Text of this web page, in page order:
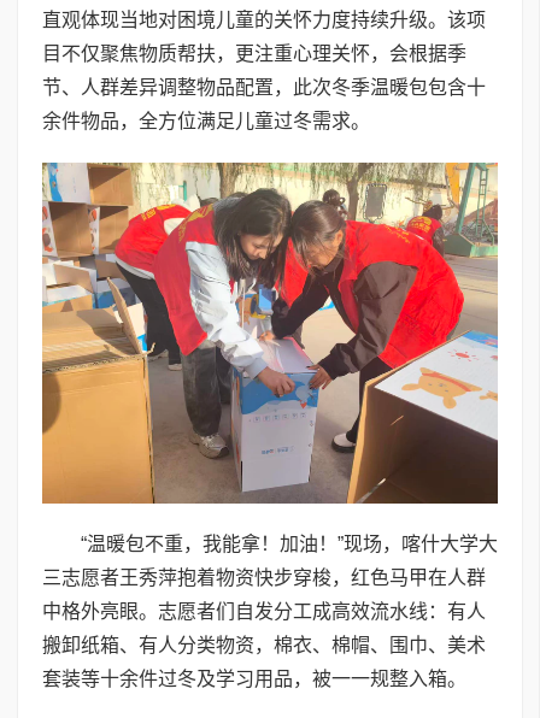
直观体现当地对困境儿童的关怀力度持续升级。该项
目不仅聚焦物质帮扶，更注重心理关怀，会根据季
节、人群差异调整物品配置，此次冬季温暖包包含十
余件物品，全方位满足儿童过冬需求。
“温暖包不重，我能拿！加油！”现场，喀什大学大
三志愿者王秀萍抱着物资快步穿梭，红色马甲在人群
中格外亮眼。志愿者们自发分工成高效流水线：有人
搬卸纸箱、有人分类物资，棉衣、棉帽、围巾、美术
套装等十余件过冬及学习用品，被一一规整入箱。